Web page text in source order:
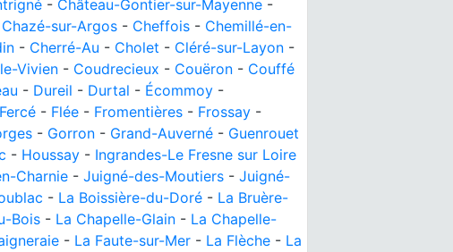
- Château-Gontier-sur-Mayenne -
Chazé-sur-Argos - Cheffois - Chemillé-en-
- Cherré-Au - Cholet - Cléré-sur-Layon -
Vivien - Coudrecieux - Couëron - Couffé
- Dureil - Durtal - Écommoy -
Fercé - Flée - Fromentières - Frossay -
- Gorron - Grand-Auverné - Guenrouet
- Houssay - Ingrandes-Le Fresne sur Loire
Charnie - Juigné-des-Moutiers - Juigné-
- La Boissière-du-Doré - La Bruère-
Bois - La Chapelle-Glain - La Chapelle-
- La Faute-sur-Mer - La Flèche - La